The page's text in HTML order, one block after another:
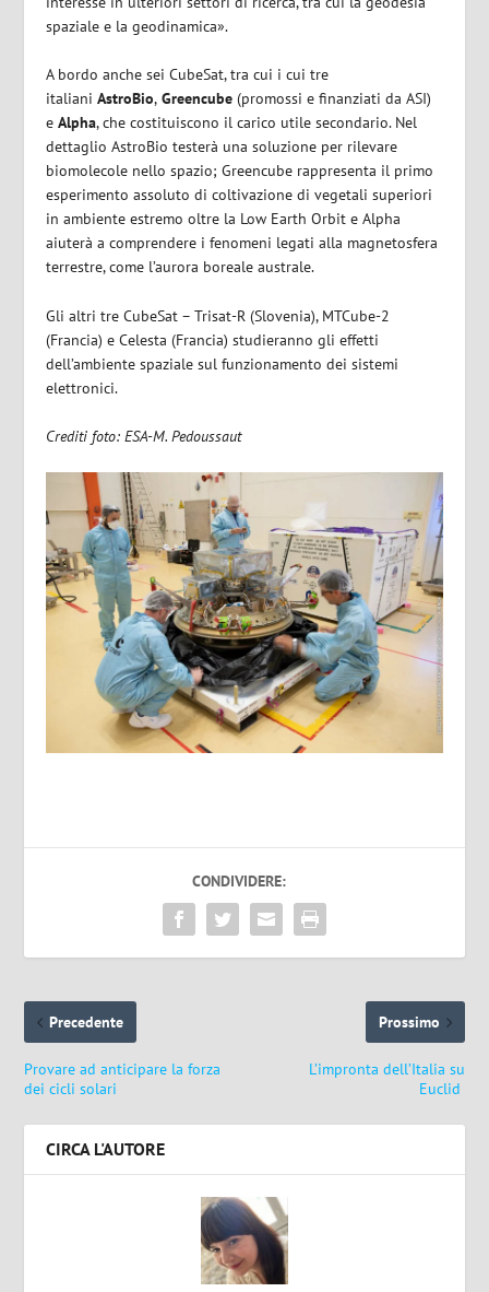
spaziale e la geodinamica».
A bordo anche sei CubeSat, tra cui i cui tre
italianiAstroBio, Greencube (promossi e finanziati da ASI)
eAlpha, che costituiscono il carico utile secondario. Nel
dettaglio AstroBio testerà una soluzione per rilevare
biomolecole nello spazio; Greencube rappresenta il primo
esperimento assoluto di coltivazione di vegetali superiori
in ambiente estremo oltre la Low Earth Orbit e Alpha
aiuterà a comprendere i fenomeni legati alla magnetosfera
terrestre, come l’aurora boreale australe.
Gli altri tre CubeSat – Trisat-R (Slovenia), MTCube-2
(Francia) e Celesta (Francia) studieranno gli effetti
dell’ambiente spaziale sul funzionamento dei sistemi
elettronici.
Crediti foto: ESA-M. Pedoussaut
CONDIVIDERE:
Precedente
Provare ad anticipare la forza
dei cicli solari
Prossimo
L’impronta dell’Italia su
Euclid
CIRCA L'AUTORE